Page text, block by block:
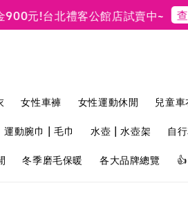
!台北禮客公館店試賣中~ 查看地
女性車褲 女性運動休閒 兒童
運動腕巾 | 毛巾 水壺 | 水壺架 自
冬季磨毛保暖 各大品牌總覽